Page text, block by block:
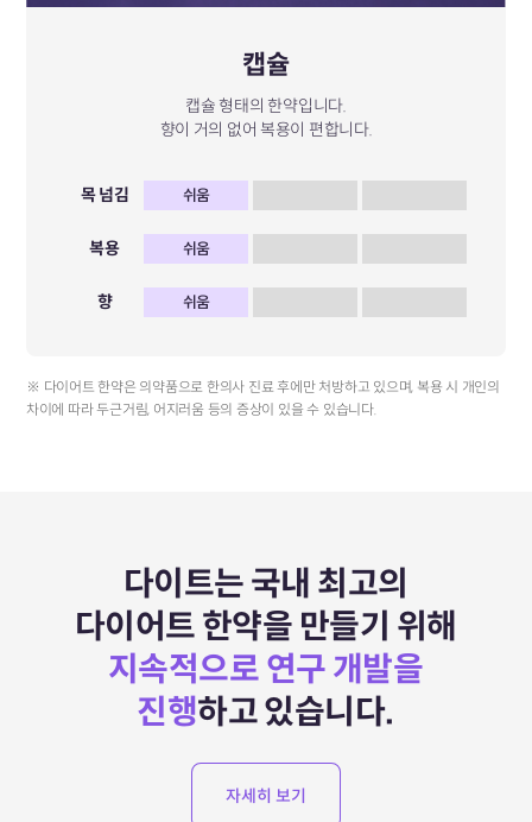
캡슐
캡슐 형태의 한약입니다.
향이 거의 없어 복용이 편합니다.
목 넘김 쉬움
복용 쉬움
향 쉬움
※ 다이어트 한약은 의약품으로 한의사 진료 후에만 처방하고 있으며, 복용 시 개인의
차이에 따라 두근거림, 어지러움 등의 증상이 있을 수 있습니다.
다이트는 국내 최고의
다이어트 한약을 만들기 위해
지속적으로 연구 개발을
진행하고 있습니다.
자세히 보기